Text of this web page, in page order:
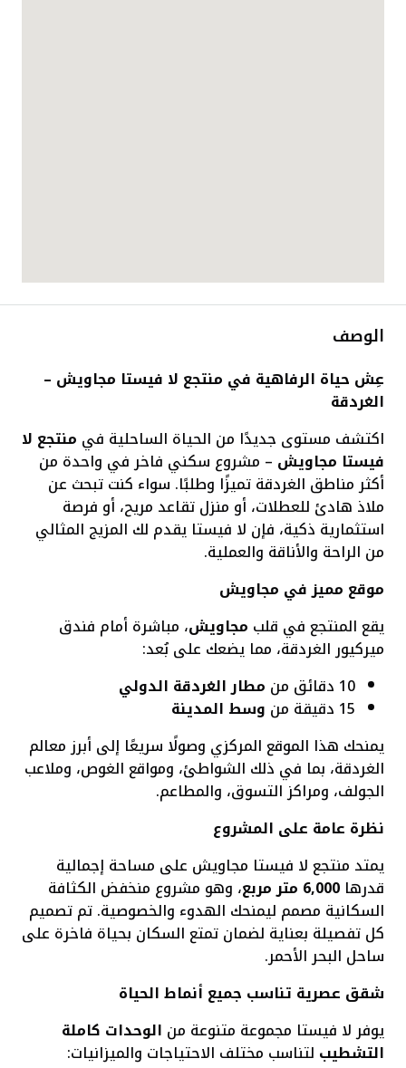
الوصف
عِش حياة الرفاهية في منتجع لا فيستا مجاويش –
الغردقة
اكتشف مستوى جديدًا من الحياة الساحلية فيمنتجع لا
فيستا مجاويش– مشروع سكني فاخر في واحدة من
أكثر مناطق الغردقة تميزًا وطلبًا. سواء كنت تبحث عن
ملاذ هادئ للعطلات، أو منزل تقاعد مريح، أو فرصة
استثمارية ذكية، فإن لا فيستا يقدم لك المزيج المثالي
من الراحة والأناقة والعملية.
موقع مميز في مجاويش
يقع المنتجع في قلبمجاويش، مباشرة أمام فندق
ميركيور الغردقة، مما يضعك على بُعد:
10 دقائق من
مطار الغردقة الدولي
15 دقيقة من
وسط المدينة
يمنحك هذا الموقع المركزي وصولًا سريعًا إلى أبرز معالم
الغردقة، بما في ذلك الشواطئ، ومواقع الغوص، وملاعب
الجولف، ومراكز التسوق، والمطاعم.
نظرة عامة على المشروع
يمتد منتجع لا فيستا مجاويش على مساحة إجمالية
قدرها6,000 متر مربع
، وهو مشروع منخفض الكثافة
السكانية مصمم ليمنحك الهدوء والخصوصية. تم تصميم
كل تفصيلة بعناية لضمان تمتع السكان بحياة فاخرة على
ساحل البحر الأحمر.
شقق عصرية تناسب جميع أنماط الحياة
يوفر لا فيستا مجموعة متنوعة منالوحدات كاملة
التشطيبلتناسب مختلف الاحتياجات والميزانيات: